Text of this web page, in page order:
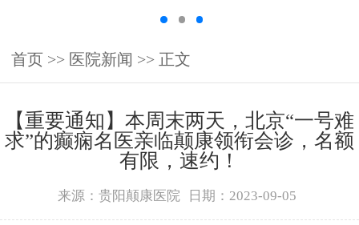
首页 >> 医院新闻 >> 正文
【重要通知】本周末两天，北京“一号难
求”的癫痫名医亲临颠康领衔会诊，名额
有限，速约！
来源：贵阳颠康医院 日期：2023-09-05